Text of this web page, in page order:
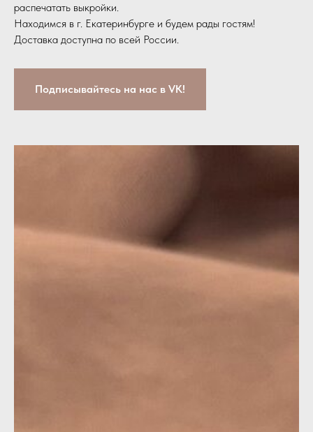
распечатать выкройки.
Находимся в г. Екатеринбурге и будем рады гостям!
Доставка доступна по всей России.
Подписывайтесь на нас в VK!